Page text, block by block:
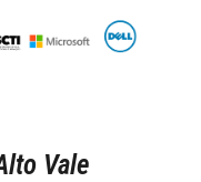
Vale